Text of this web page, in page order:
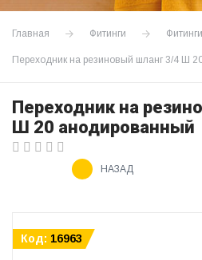
Главная Фитинги
Переходник на резиновый шланг 3/4 Ш
Переходник на
Ш 20 анодированный
НАЗАД
Код: 16963